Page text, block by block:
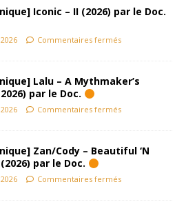
Iconic – II (2026) par le Doc.
Commentaires fermés
Lalu – A Mythmaker’s
par le Doc.
Commentaires fermés
Zan/Cody – Beautiful ‘N
par le Doc.
Commentaires fermés